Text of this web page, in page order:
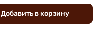
Добавить вкорзину